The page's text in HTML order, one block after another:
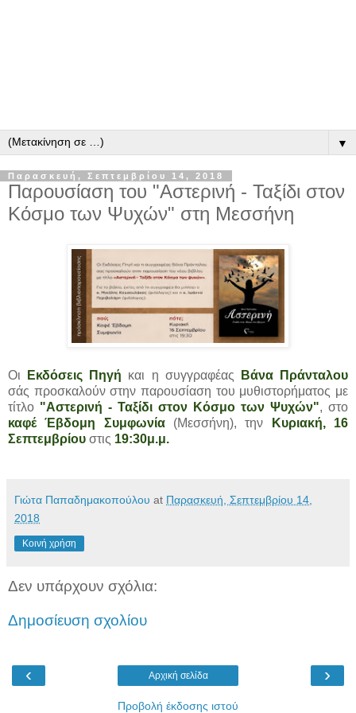
▼
Παρασκευή, Σεπτεμβρίου 14, 2018
Παρουσίαση του "Αστερινή - Ταξίδι στον
Κόσμο των Ψυχών" στη Μεσσήνη
Οι Εκδόσεις Πηγή και η συγγραφέας Βάνα Πράνταλου
σάς προσκαλούν στην παρουσίαση του μυθιστορήματος με
τίτλο "Αστερινή - Ταξίδι στον Κόσμο των Ψυχών", στο
καφέ Έβδομη Συμφωνία (Μεσσήνη), την
Κυριακή, 16
Σεπτεμβρίου στις 19:30μ.μ.
Γιώτα Παπαδημακοπούλου at Παρασκευή, Σεπτεμβρίου 14,
2018
Κοινή χρήση
Δεν υπάρχουν σχόλια:
Δημοσίευση σχολίου
‹ ›
Αρχική σελίδα
Προβολή έκδοσης ιστού